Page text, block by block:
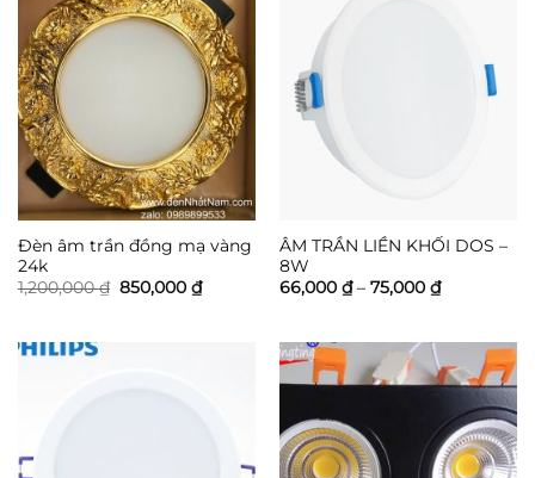
Đèn âm trần đồng mạ vàng
24k
1,200,000₫ Giá
850,000 ₫Giá
hiện
850,000 ₫.
ÂM TRẦN LIỀN KHỐI DOS –
8W
66,000 ₫ – 75,000 ₫Khoảng
giá:
đến
75,000 ₫